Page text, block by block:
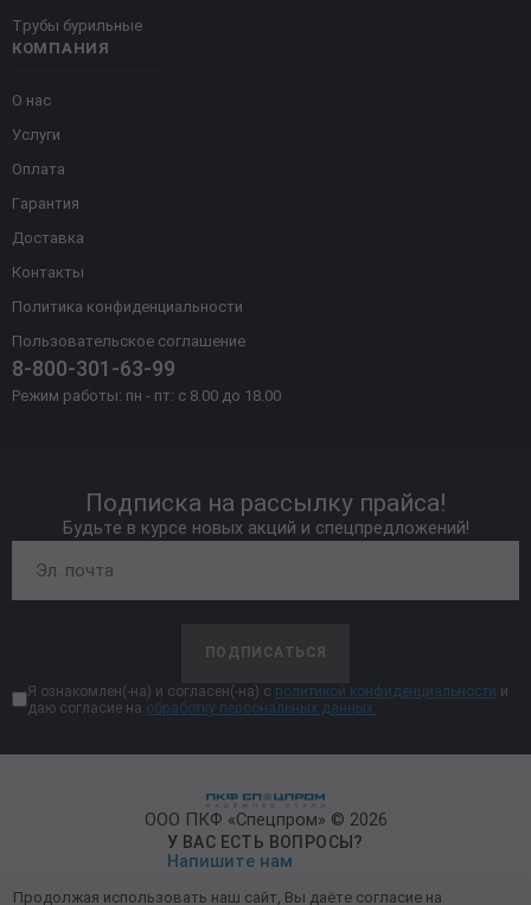
КОМПАНИЯ
О нас
Услуги
Оплата
Гарантия
Доставка
Контакты
Политика конфиденциальности
Пользовательское соглашение
8-800-301-63-99
Режим работы: пн - пт: с 8.00 до 18.00
Трубы бурильные
Подписка на рассылку прайса!
Будьте в курсе новых акций и спецпредложений!
ПОДПИСАТЬСЯ
Я ознакомлен(-на) и согласен(-на) с политикой конфиденциальности и
даю согласие на обработку персональных данных.
ООО ПКФ «Спецпром» © 2026
У ВАС ЕСТЬ ВОПРОСЫ?
Напишите нам
Продолжая использовать наш сайт, Вы даёте согласие на